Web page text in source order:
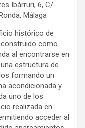
Ibárruri, 6, C/
Málaga
histórico de
construido como
al encontrarse en
estructura de
formando un
acondicionada y
uno de los
realizada en
acceder al